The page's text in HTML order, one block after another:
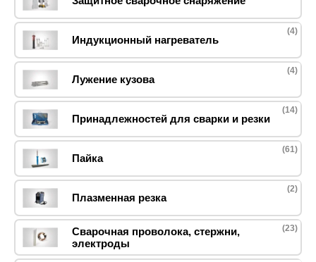
Индукционный нагреватель
(4)
Лужение кузова
(4)
Принадлежностей для сварки и резки
(14)
Пайка
(61)
Плазменная резка
(2)
Сварочная проволока, стержни,
электроды
(23)